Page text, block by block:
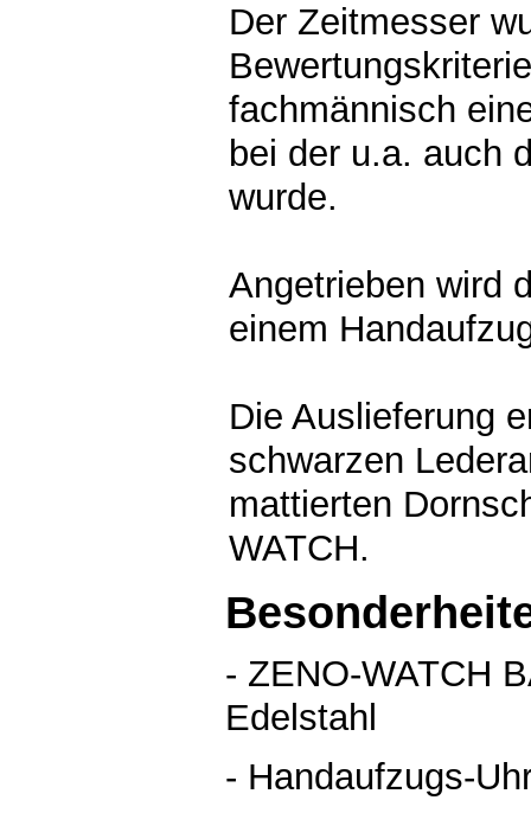
Der Zeitmesser
fachmännisch
bei der u.a. auch
wurde.
Angetrieben wird
einem
Die Auslieferung
schwarzen
mattierten
WATCH.
- ZENO-WATCH
Edelstahl
- Handaufzugs-